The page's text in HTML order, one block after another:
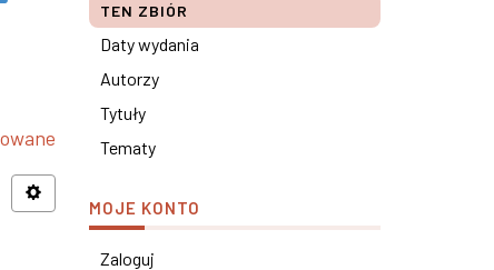
TEN ZBIÓR
Daty wydania
Autorzy
Tytuły
Tematy
MOJE KONTO
Zaloguj